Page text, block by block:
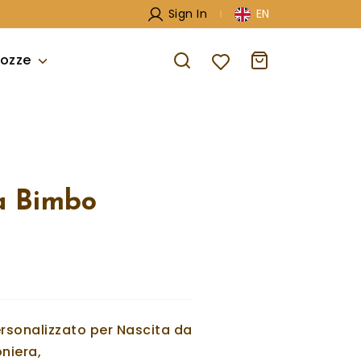
Sign In EN
Bimbo
per Nascita da